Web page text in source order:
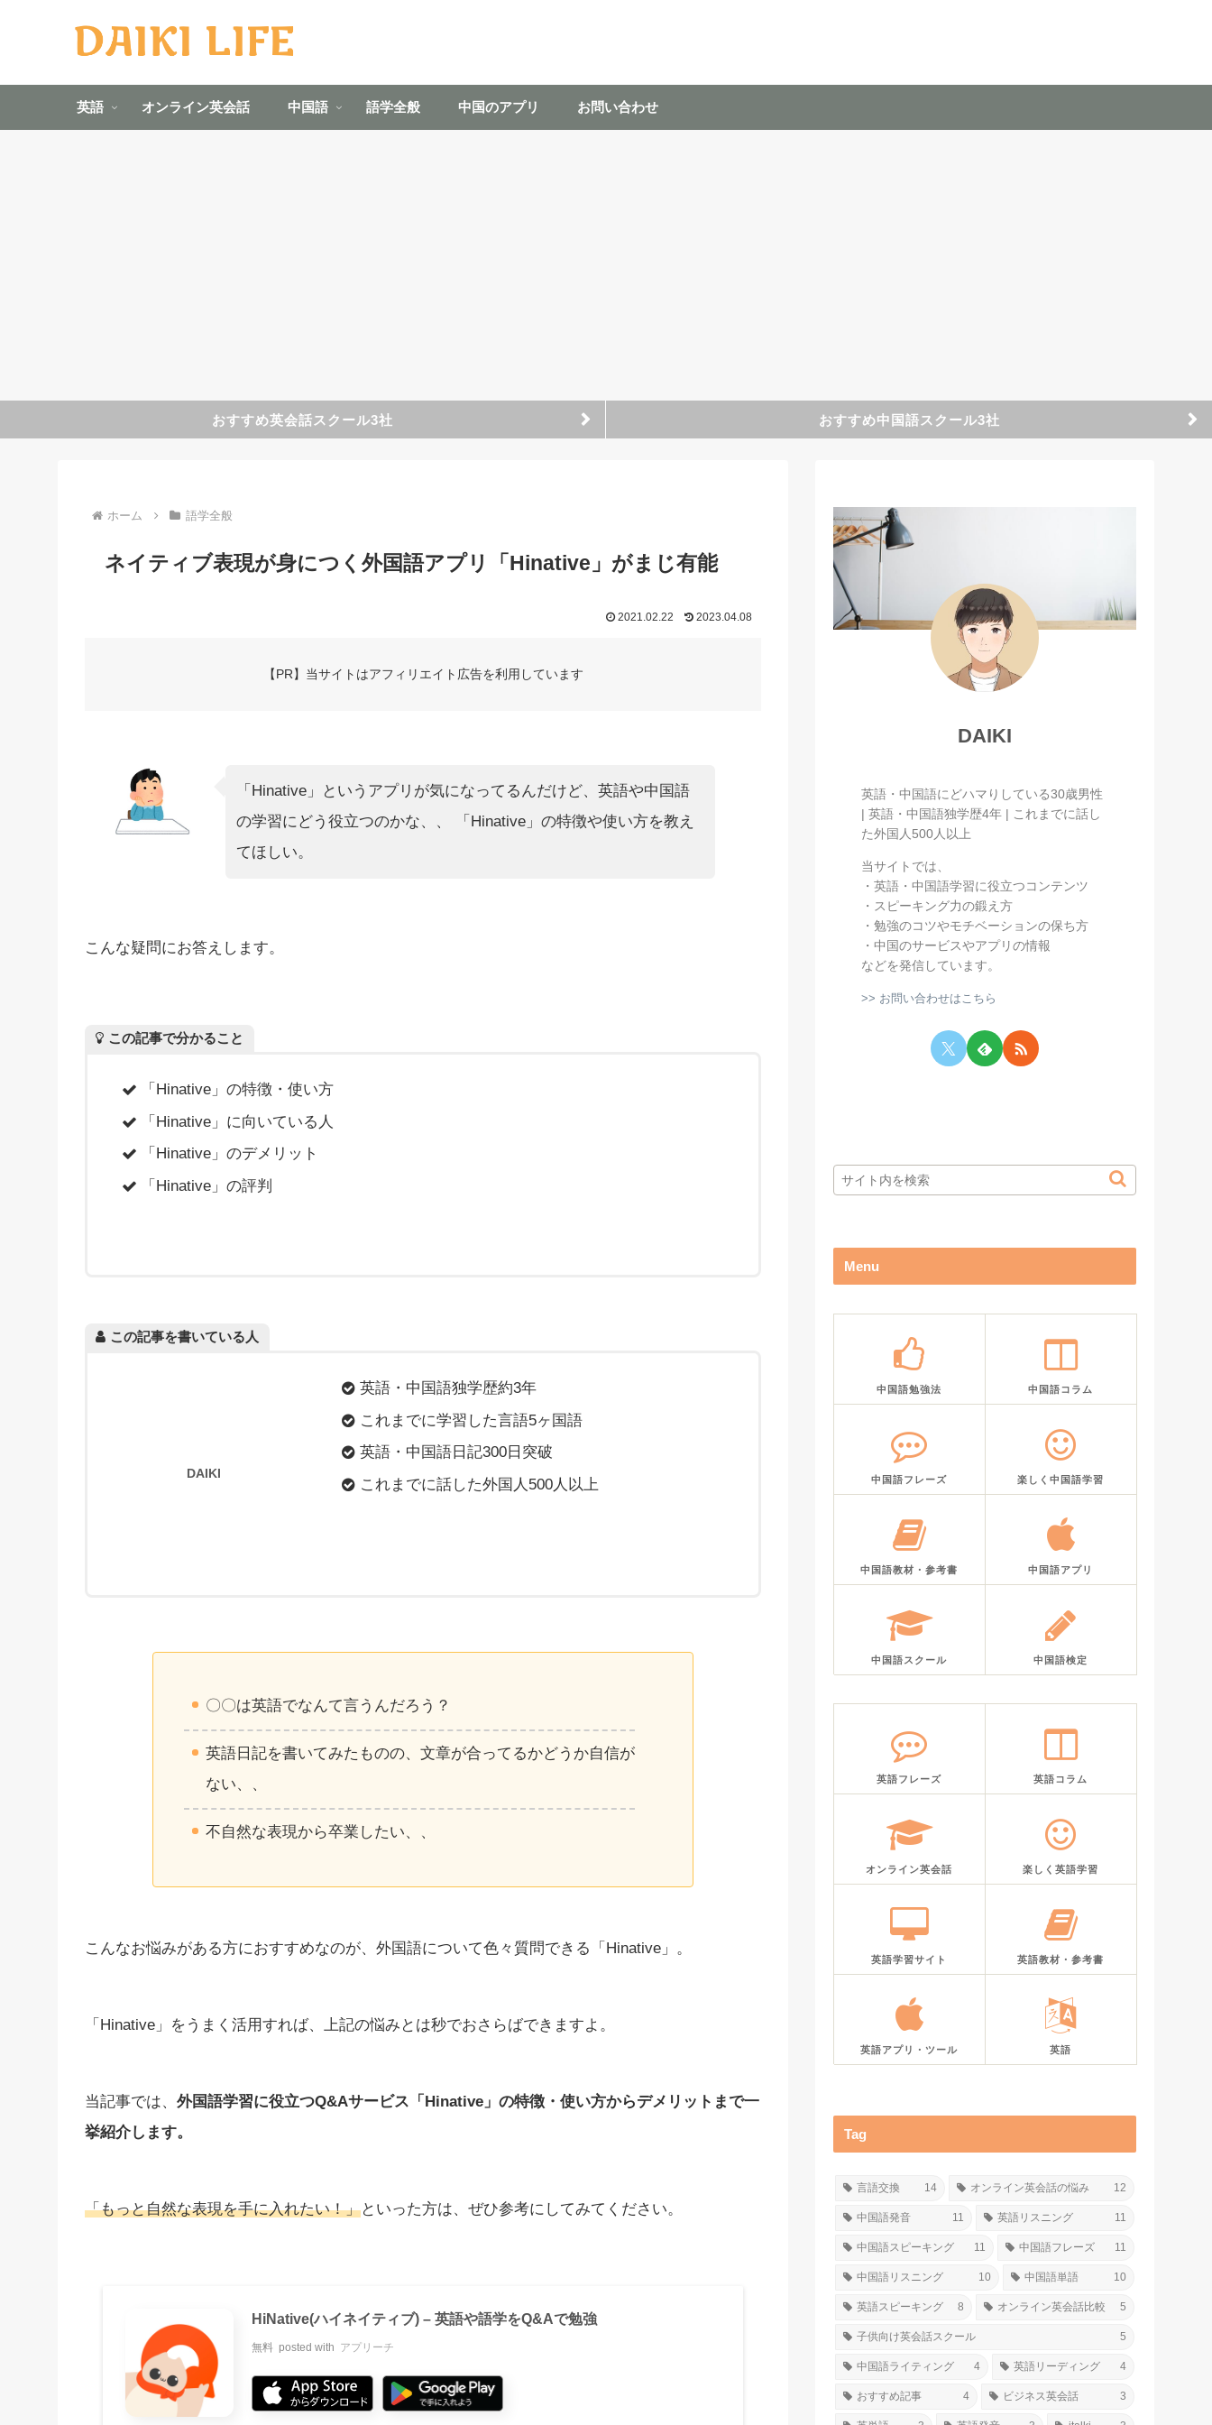
英語 オンライン英会話 中国語 語学全般 中国のアプリ お問い合わせ
おすすめ英会話スクール3社 おすすめ中国語スクール3社
ホーム 語学全般
ネイティブ表現が身につく外国語アプリ「Hinative」がまじ有能
2021.02.22 2023.04.08
【PR】当サイトはアフィリエイト広告を利用しています
「Hinative」というアプリが気になってるんだけど、英語や中国語
の学習にどう役立つのかな、、 「Hinative」の特徴や使い方を教え
てほしい。
こんな疑問にお答えします。
この記事で分かること
「Hinative」の特徴・使い方
「Hinative」に向いている人
「Hinative」のデメリット
「Hinative」の評判
この記事を書いている人
DAIKI
英語・中国語独学歴約3年
これまでに学習した言語5ヶ国語
英語・中国語日記300日突破
これまでに話した外国人500人以上
〇〇は英語でなんて言うんだろう？
英語日記を書いてみたものの、文章が合ってるかどうか自信が
ない、、
不自然な表現から卒業したい、、
こんなお悩みがある方におすすめなのが、外国語について色々質問できる「Hinative」。
「Hinative」をうまく活用すれば、上記の悩みとは秒でおさらばできますよ。
当記事では、 外国語学習に役立つQ&Aサービス「Hinative」の特徴・使い方からデメリットまで一
挙紹介します。
「もっと自然な表現を手に入れたい！」といった方は、ぜひ参考にしてみてください。
HiNative(ハイネイティブ) – 英語や語学をQ&Aで勉強
無料 posted with アプリーチ
DAIKI
英語・中国語にどハマりしている30歳男性
| 英語・中国語独学歴4年 | これまでに話し
た外国人500人以上
当サイトでは、
・英語・中国語学習に役立つコンテンツ
・スピーキング力の鍛え方
・勉強のコツやモチベーションの保ち方
・中国のサービスやアプリの情報
などを発信しています。
>> お問い合わせはこちら
Menu
中国語勉強法 中国語コラム
中国語フレーズ 楽しく中国語学習
中国語教材・参考書 中国語アプリ
中国語スクール 中国語検定
英語フレーズ 英語コラム
オンライン英会話 楽しく英語学習
英語学習サイト 英語教材・参考書
英語アプリ・ツール 英語
Tag
言語交換 14 オンライン英会話の悩み 12
中国語発音 11 英語リスニング 11
中国語スピーキング 11 中国語フレーズ 11
中国語リスニング 10 中国語単語 10
英語スピーキング 8 オンライン英会話比較 5
子供向け英会話スクール 5
中国語ライティング 4 英語リーディング 4
おすすめ記事 4 ビジネス英会話 3